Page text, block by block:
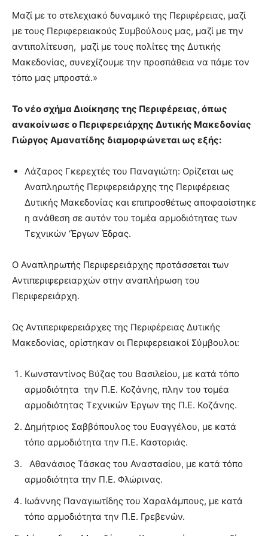
Μαζί με το στελεχιακό δυναμικό της Περιφέρειας, μαζί
με τους Περιφερειακούς Συμβούλους μας, μαζί με την
αντιπολίτευση, μαζί με τους πολίτες της Δυτικής
Μακεδονίας, συνεχίζουμε την προσπάθεια να πάμε τον
τόπο μας μπροστά.»
Το νέο σχήμα Διοίκησης της Περιφέρειας, όπως
ανακοίνωσε ο Περιφερειάρχης Δυτικής Μακεδονίας
Γιώργος Αμανατίδης διαμορφώνεται ως εξής:
Λάζαρος Γκερεχτές του Παναγιώτη: Ορίζεται ως
Αναπληρωτής Περιφερειάρχης της Περιφέρειας
Δυτικής Μακεδονίας και επιπροσθέτως αποφασίστηκε
η ανάθεση σε αυτόν του τομέα αρμοδιότητας των
Τεχνικών ‘Έργων Έδρας.
Ο Αναπληρωτής Περιφερειάρχης προτάσσεται των
Αντιπεριφερειαρχών στην αναπλήρωση του
Περιφερειάρχη.
Ως Αντιπεριφερειάρχες της Περιφέρειας Δυτικής
Μακεδονίας, ορίστηκαν οι Περιφερειακοί Σύμβουλοι:
Κωνσταντίνος Βύζας του Βασιλείου, με κατά τόπο
αρμοδιότητα την Π.Ε. Κοζάνης, πλην του τομέα
αρμοδιότητας Τεχνικών Έργων της Π.Ε. Κοζάνης.
Δημήτριος Σαββόπουλος του Ευαγγέλου, με κατά
τόπο αρμοδιότητα την Π.Ε. Καστοριάς.
Αθανάσιος Τάσκας του Αναστασίου, με κατά τόπο
αρμοδιότητα την Π.Ε. Φλώρινας.
Ιωάννης Παναγιωτίδης του Χαραλάμπους, με κατά
τόπο αρμοδιότητα την Π.Ε. Γρεβενών.